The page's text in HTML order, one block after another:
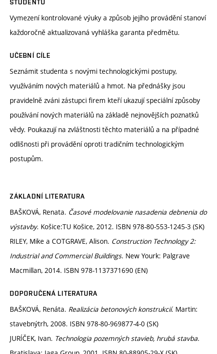
STUDENTŮ
Vymezení kontrolované výuky a způsob jejího provádění stanoví
každoročně aktualizovaná vyhláška garanta předmětu.
UČEBNÍ CÍLE
Seznámit studenta s novými technologickými postupy,
využíváním nových materiálů a hmot. Na přednášky jsou
pravidelně zváni zástupci firem kteří ukazují speciální způsoby
používání nových materiálů na základě nejnovějších poznatků
vědy. Poukazují na zvláštnosti těchto materiálů a na případné
odlišnosti při provádění oproti tradičním technologickým
postupům.
ZÁKLADNÍ LITERATURA
BAŠKOVÁ, Renata. Časové modelovanie nasadenia debnenia do
výstavby. Košice:TU Košice, 2012. ISBN 978-80-553-1245-3 (SK)
RILEY, Mike a COTGRAVE, Alison. Construction Technology 2:
Industrial and Commercial Buildings. New Yourk: Palgrave
Macmillan, 2014. ISBN 978-1137371690 (EN)
DOPORUČENÁ LITERATURA
BAŠKOVÁ, Renáta. Realizácia betonových konstrukcií. Martin:
stavebnýtrh, 2008. ISBN 978-80-969877-4-0 (SK)
JURÍČEK, Ivan. Technologia pozemných stavieb, hrubá stavba.